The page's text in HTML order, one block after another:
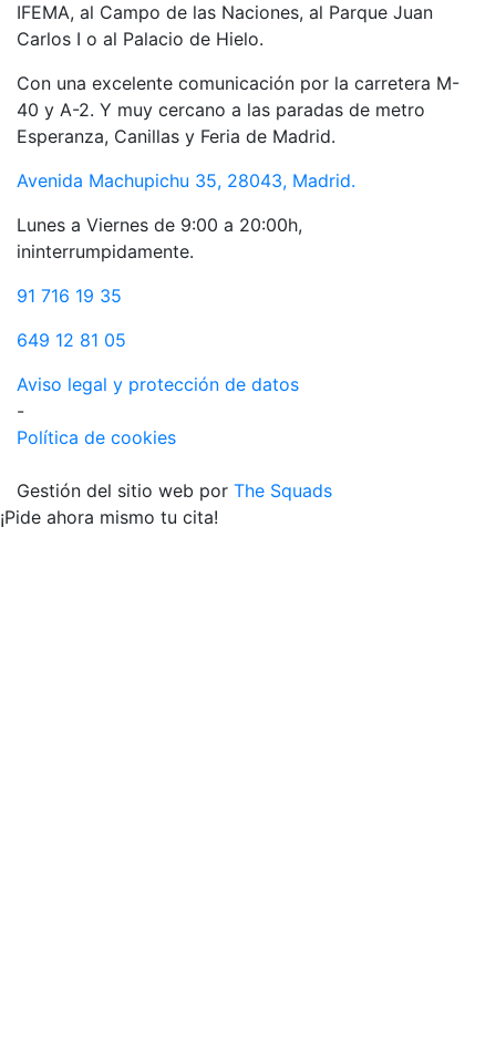
IFEMA, al Campo de las Naciones, al Parque Juan
Carlos I o al Palacio de Hielo.
Con una excelente comunicación por la carretera M-
40 y A-2. Y muy cercano a las paradas de metro
Esperanza, Canillas y Feria de Madrid.
Avenida Machupichu 35, 28043, Madrid.
Lunes a Viernes de 9:00 a 20:00h,
ininterrumpidamente.
91 716 19 35
649 12 81 05
Aviso legal y protección de datos
-
Política de cookies
Gestión del sitio web por The Squads
¡Pide ahora mismo tu cita!